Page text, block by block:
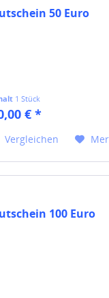
50 Euro
1 Stück
€ *
Vergleichen
100 Euro